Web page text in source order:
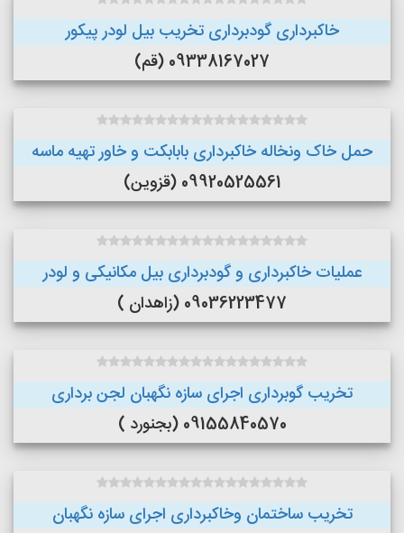
خاکبرداری گودبرداری تخریب بیل لودر پیکور
09338167027 (قم)
حمل خاک ونخاله خاکبرداری بابابکت و خاور تهیه ماسه
09920525561 (قزوین)
عملیات خاکبرداری و گودبرداری بیل مکانیکی و لودر
09036223477 (زاهدان )
تخریب گوبرداری اجرای سازه نگهبان لجن برداری
09155840570 (بجنورد )
تخریب ساختمان وخاکبرداری اجرای سازه نگهبان